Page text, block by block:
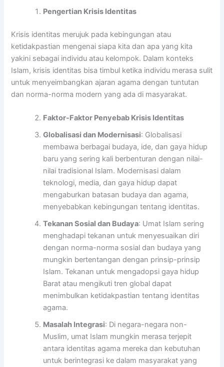
Pengertian Krisis Identitas
Krisis identitas merujuk pada kebingungan atau
ketidakpastian mengenai siapa kita dan apa yang kita
yakini sebagai individu atau kelompok. Dalam konteks
Islam, krisis identitas bisa timbul ketika individu merasa sulit
untuk menyeimbangkan ajaran agama dengan tuntutan
dan norma-norma modern yang ada di masyarakat.
Faktor-Faktor Penyebab Krisis Identitas
Globalisasi dan Modernisasi: Globalisasi
membawa berbagai budaya, ide, dan gaya hidup
baru yang sering kali berbenturan dengan nilai-
nilai tradisional Islam. Modernisasi dalam
teknologi, media, dan gaya hidup dapat
mengaburkan batasan budaya dan agama,
menyebabkan kebingungan tentang identitas.
Tekanan Sosial dan Budaya: Umat Islam sering
menghadapi tekanan untuk menyesuaikan diri
dengan norma-norma sosial dan budaya yang
mungkin bertentangan dengan prinsip-prinsip
Islam. Tekanan untuk mengadopsi gaya hidup
Barat atau mengikuti tren global dapat
menimbulkan ketidakpastian tentang identitas
agama.
Masalah Integrasi: Di negara-negara non-
Muslim, umat Islam mungkin merasa terjepit
antara identitas agama mereka dan kebutuhan
untuk berintegrasi ke dalam masyarakat yang